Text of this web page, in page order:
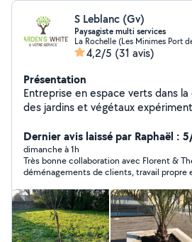
S Leblanc (Gv)
Paysagiste multi services
La Rochelle (Les Minimes Port
4,2/5 (31 avis)
Présentation
Entreprise en espace verts dans
des jardins et végétaux expérimenté
devis gratuit et instantané. Avec garden white ayant un
jardin saine Voici les différents
Jardinage : Tonte de jardins, débroussaillage
d'entretiens (taille de haies ,
débitage de branches. Entretien
Évacuation de tout types hors mis
de jardin : Petit engazonnement Plantation de végétaux
Mise en place de graviers
Dernier avis laissé par Raphaël :
dimanche à 1h
Très bonne collaboration avec Florent &
déménagements de clients, travail propre
les appeler. Cordialement, Raphaël (175